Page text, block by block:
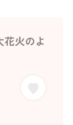
花火のよ